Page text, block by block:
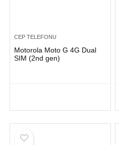
CEP TELEFONU
Motorola Moto G 4G Dual
SIM (2nd gen)